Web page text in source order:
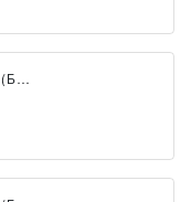
HAMMERMILL BREWERY (БУТЛЕГЕР)